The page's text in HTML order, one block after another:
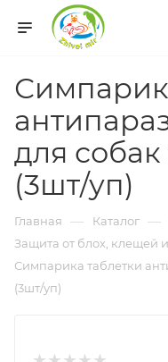
для собак
(3шт/уп)
Главная — Каталог —
Защита от блох, клещей
Симпарика таблетки
(3шт/уп)